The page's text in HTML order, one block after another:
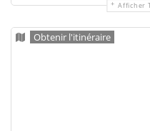
Afficher
Obtenir l'itinéraire